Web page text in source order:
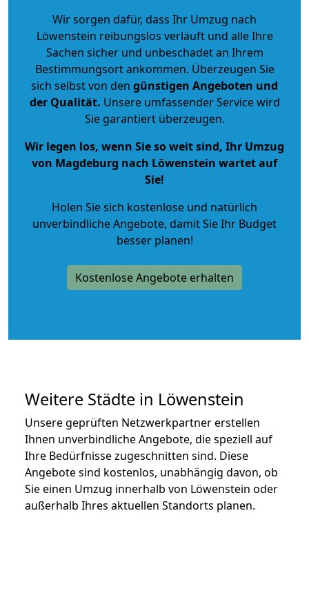
Wir sorgen dafür, dass Ihr Umzug nach
Löwenstein reibungslos verläuft und alle Ihre
Sachen sicher und unbeschadet an Ihrem
Bestimmungsort ankommen. Überzeugen Sie
sich selbst von den günstigen Angeboten und
der Qualität. Unsere umfassender Service wird
Sie garantiert überzeugen.
Wir legen los, wenn Sie so weit sind, Ihr Umzug
von Magdeburg nach Löwenstein wartet auf
Sie!
Holen Sie sich kostenlose und natürlich
unverbindliche Angebote, damit Sie Ihr Budget
besser planen!
Kostenlose Angebote erhalten
Weitere Städte in Löwenstein
Unsere geprüften Netzwerkpartner erstellen
Ihnen unverbindliche Angebote, die speziell auf
Ihre Bedürfnisse zugeschnitten sind. Diese
Angebote sind kostenlos, unabhängig davon, ob
Sie einen Umzug innerhalb von Löwenstein oder
außerhalb Ihres aktuellen Standorts planen.